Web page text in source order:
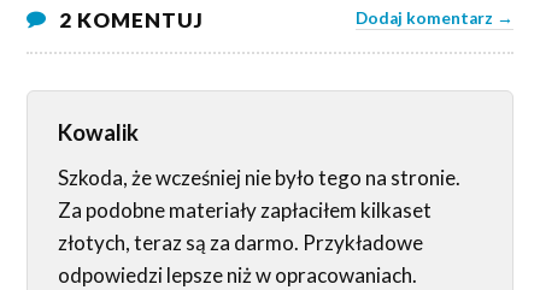
2 KOMENTUJ Dodaj komentarz →
Kowalik
Szkoda, że wcześniej nie było tego na stronie.
Za podobne materiały zapłaciłem kilkaset
złotych, teraz są za darmo. Przykładowe
odpowiedzi lepsze niż w opracowaniach.